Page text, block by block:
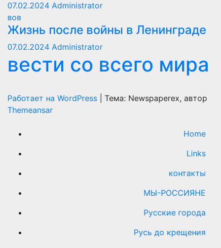
07.02.2024 Administrator
вов
Жизнь после войны в Ленинграде
07.02.2024 Administrator
вести со всего мира
Работает на WordPress
Тема: Newspaperex, автор
Themeansar
Home
Links
контакты
МЫ-РОССИЯНЕ
Русские города
Русь до крещения